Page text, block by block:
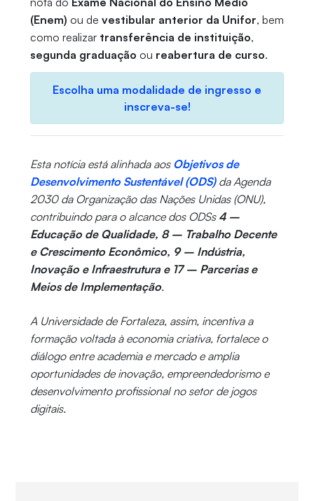
(Enem) ou de vestibular anterior da Unifor, bem
como realizar transferência de instituição,
segunda graduação ou reabertura de curso.
Escolha uma modalidade de ingresso e
inscreva-se!
Esta notícia está alinhada aos Objetivos de
Desenvolvimento Sustentável (ODS)da Agenda
2030 da Organização das Nações Unidas (ONU),
contribuindo para o alcance dos ODSs 4 –
Educação de Qualidade, 8 – Trabalho Decente
e Crescimento Econômico, 9 – Indústria,
Inovação e Infraestrutura e 17 – Parcerias e
Meios de Implementação.
A Universidade de Fortaleza, assim, incentiva a
formação voltada à economia criativa, fortalece o
diálogo entre academia e mercado e amplia
oportunidades de inovação, empreendedorismo e
desenvolvimento profissional no setor de jogos
digitais.